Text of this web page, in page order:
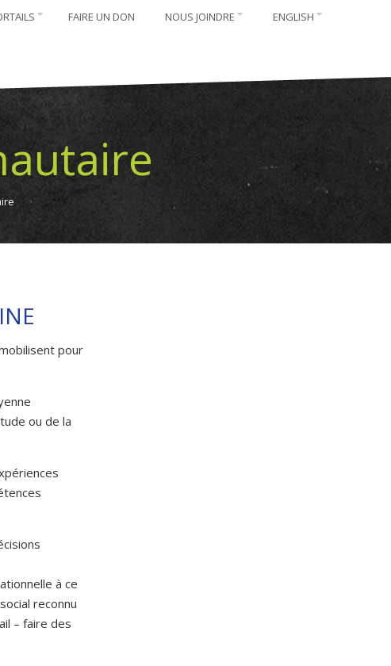
FAIRE UN DON NOUS JOINDRE ENGLISH
pour
ou de la
à ce
reconnu
– faire des